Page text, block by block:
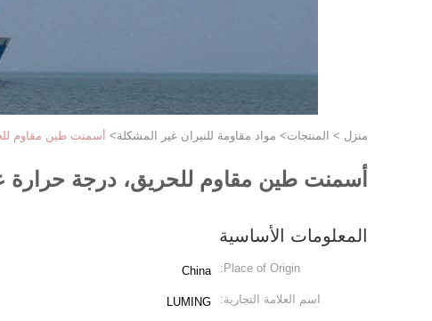
منزل > المنتجات> مواد مقاومة للنيران غير المشكلة> أسمنت طين مقاوم
أسمنت طين مقاوم للحريق، درجة حرارة
المعلومات الأساسية
Place of Origin:
China
اسم العلامة التجارية: LUMING